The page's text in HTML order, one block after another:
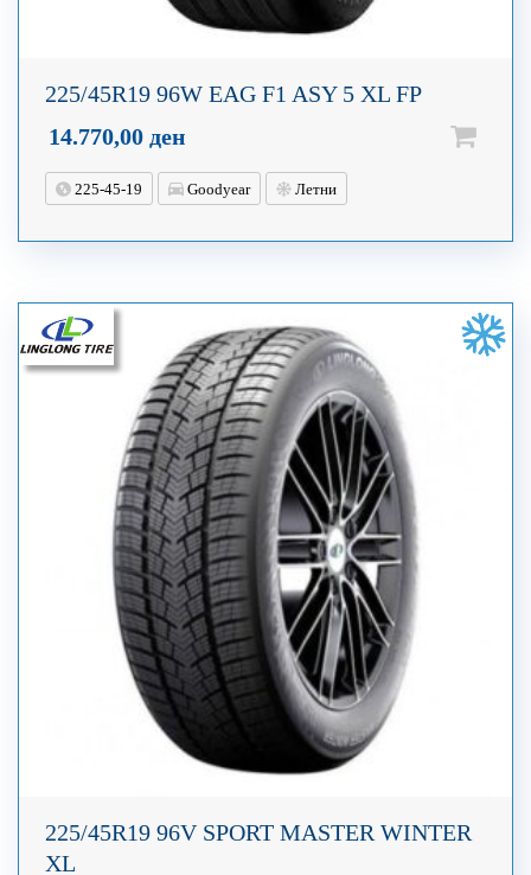
225/45R19 96W EAG F1 ASY 5 XL FP
14.770,00 ден
225-45-19 Goodyear Летни
225/45R19 96V SPORT MASTER WINTER
XL